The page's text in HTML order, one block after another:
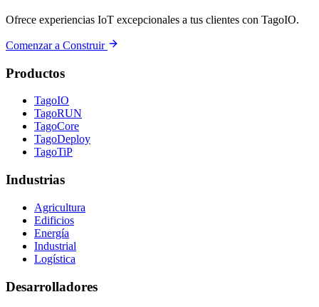
Ofrece experiencias IoT excepcionales a tus clientes con TagoIO.
Comenzar a Construir
Productos
TagoIO
TagoRUN
TagoCore
TagoDeploy
TagoTiP
Industrias
Agricultura
Edificios
Energía
Industrial
Logística
Desarrolladores